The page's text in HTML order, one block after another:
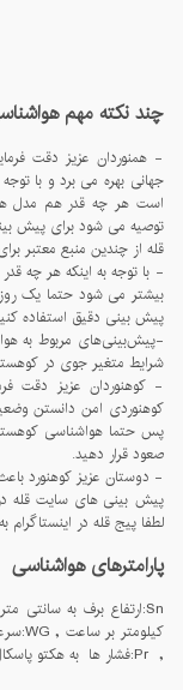
چند نکته مهم
- همنوردان عزیز دقت
جهانی بهره می
است هر چه
قله از چندین منبع معتبر برای بررسی وضعیت قله ها استفاده
- با توجه به اینکه هر چه
بیشتر می شود حتما یک
پیش بینی دقیق استفاده کنید.
-پيش‌بينی‌های مربوط به
شرايط متغير جوی در کوهستان، احتمال تغييرات ناگهانی وجود دارد .
- کوهنوردان عزیز دقت
کوهنوردی
صعود قرار دهید.
- دوستان عزیز کوهنورد
پیش بینی های سایت
لطفا پیج قله در اینستاگرام به آدرس @gholleh_com را دنبال کنید.
پارامترهای هواشناسی
, Pr:فشار ها به هکتو پاسکال ارایه می شود.